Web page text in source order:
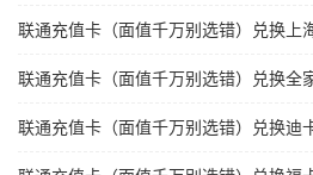
联通充值卡（面值千万别选错）兑换上
联通充值卡（面值千万别选错）兑换全
联通充值卡（面值千万别选错）兑换迪